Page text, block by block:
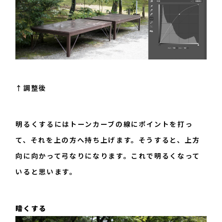
↑調整後
明るくするにはトーンカーブの線にポイントを打っ
て、それを上の方へ持ち上げます。そうすると、上方
向に向かって弓なりになります。これで明るくなって
いると思います。
暗くする